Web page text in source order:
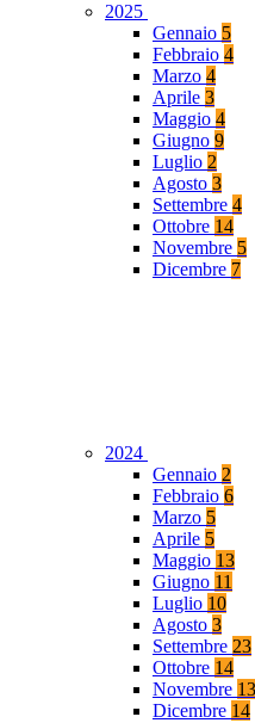
2025
Gennaio 5
Febbraio 4
Marzo 4
Aprile 3
Maggio 4
Giugno 9
Luglio 2
Agosto 3
Settembre 4
Ottobre 14
Novembre 5
Dicembre 7
2024
Gennaio 2
Febbraio 6
Marzo 5
Aprile 5
Maggio 13
Giugno 11
Luglio 10
Agosto 3
Settembre 23
Ottobre 14
Novembre 13
Dicembre 14